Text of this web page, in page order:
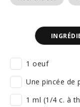
1 oeuf
Une pincée de
1 ml (1/4 c. à